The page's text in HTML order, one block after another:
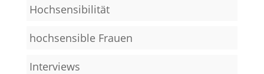
Hochsensibilität
hochsensible Frauen
Interviews